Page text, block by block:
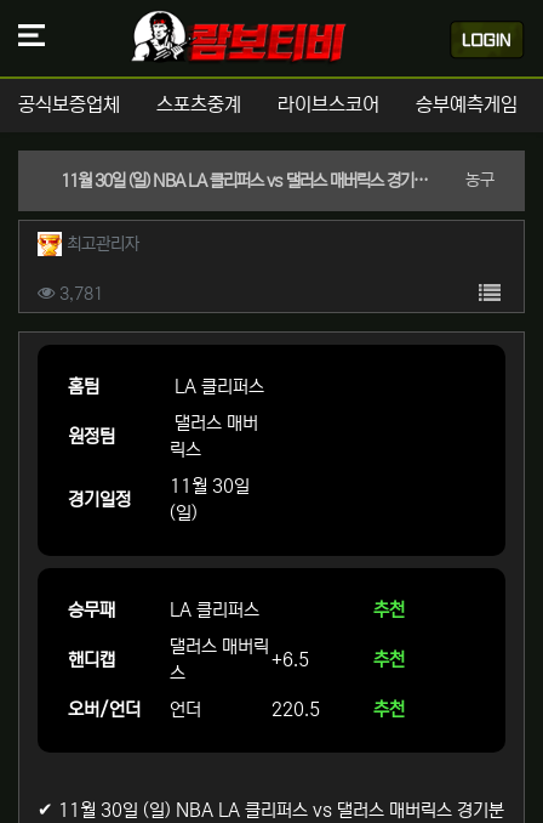
공식보증업체 스포츠중계 라이브스코어 승부예측게임
11월 30일 (일) NBA LA 클리퍼스 vs 댈러스 매버릭스 경기분석 | 실시간 스포츠중계 농구분류
작성자 정보
최고관리자작성
컨텐츠 정보
3,781 목록
본문
홈팀 LA 클리퍼스
원정팀
댈러스 매버
릭스
경기일정
11월 30일
(일)
승무패 LA 클리퍼스 추천
핸디캡
댈러스 매버릭
스
+6.5 추천
오버/언더 언더 220.5 추천
✔ 11월 30일 (일) NBA LA 클리퍼스 vs 댈러스 매버릭스 경기분